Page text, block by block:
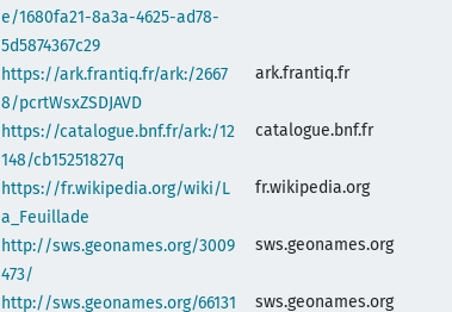
e/1680fa21-8a3a-4625-ad78-
5d5874367c29
https://ark.frantiq.fr/ark:/2667
8/pcrtWsxZSDJAVD
ark.frantiq.fr
https://catalogue.bnf.fr/ark:/12
148/cb15251827q
catalogue.bnf.fr
https://fr.wikipedia.org/wiki/L
a_Feuillade
fr.wikipedia.org
http://sws.geonames.org/3009
473/
sws.geonames.org
http://sws.geonames.org/66131 sws.geonames.org